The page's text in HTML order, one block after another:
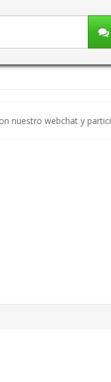
nuestro webchat y